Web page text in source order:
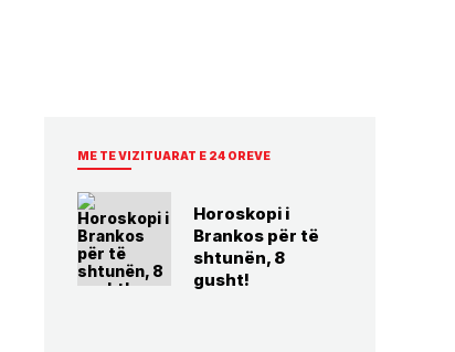
ME TE VIZITUARAT E 24 OREVE
Horoskopi i
Brankos për të
shtunën, 8
gusht!